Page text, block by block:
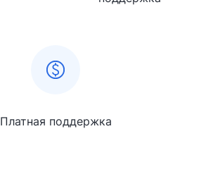
Платная поддержка